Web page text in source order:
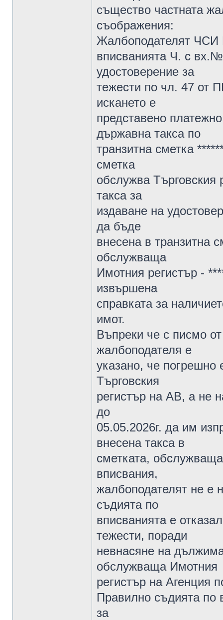
същество частната
съображения:
Жалбоподателят ЧСИ
вписванията Ч. с вх.№
удостоверение за
тежести по чл. 47 от
искането е
представено
държавна такса по
транзитна сметка
сметка
обслужва
такса за
издаване на
да бъде
внесена в транзитна
обслужваща
Имотния регистър -
извършена
справката за
имот.
Въпреки че с писмо
жалбоподателя е
указано, че погрешно
Търговския
регистър на АВ, а не
до
05.05.2026г. да им
внесена такса в
сметката,
вписвания,
жалбоподателят не е
съдията по
вписванията е
тежести, поради
невнасяне на
обслужваща Имотния
регистър на Агенция
Правилно съдията по
за